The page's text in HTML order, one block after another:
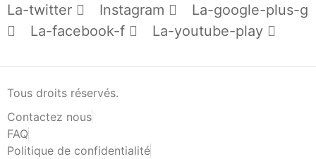
La-twitter Instagram
La-google-plus-g
La-facebook-f
La-youtube-play
Tous droits réservés.
Contactez nous
FAQ
Politique de confidentialité